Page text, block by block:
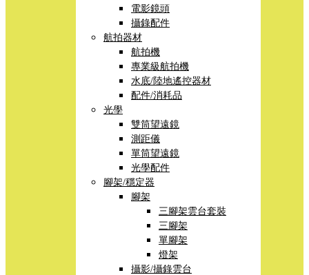
電影鏡頭
攝錄配件
航拍器材
航拍機
專業級航拍機
水底/陸地遙控器材
配件/消耗品
光學
雙筒望遠鏡
測距儀
單筒望遠鏡
光學配件
腳架/穩定器
腳架
三腳架雲台套裝
三腳架
單腳架
燈架
攝影/攝錄雲台